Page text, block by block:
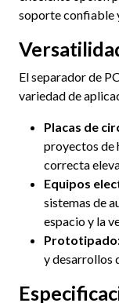
soporte confiable
El separador de
variedad de
Placas de
proyectos de
correcta
Equipos
sistemas de
espacio y la
y desarrollos